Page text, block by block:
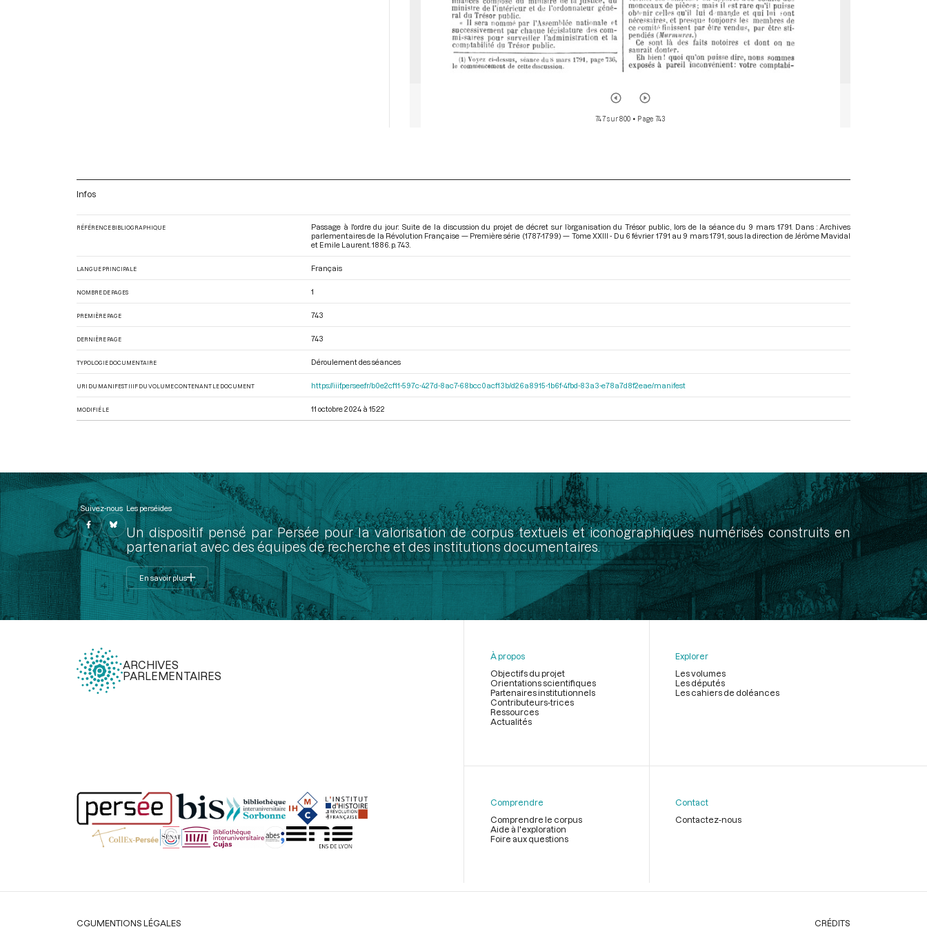
747 sur 800 • Page 743
Infos
RÉFÉRENCE BIBLIOGRAPHIQUE
Passage à l'ordre du jour: Suite de la discussion du projet de décret sur l’organisation du Trésor public, lors de la séance du 9 mars 1791. Dans : Archives
parlementaires de la Révolution Française — Première série (1787-1799) — Tome XXIII - Du 6 février 1791 au 9 mars 1791 , sous la direction de Jérôme Mavidal
et Emile Laurent. 1886. p. 743.
LANGUE PRINCIPALE Français
NOMBRE DE PAGES 1
PREMIÈRE PAGE 743
DERNIÈRE PAGE 743
TYPOLOGIE DOCUMENTAIRE Déroulement des séances
URI DU MANIFEST IIIF DU VOLUME CONTENANT LE DOCUMENT https://iiif.persee.fr/b0e2cf11-597c-427d-8ac7-68bcc0acf13b/d26a8915-1b6f-4fbd-83a3-e78a7d8f2eae/manifest
MODIFIÉ LE 11 octobre 2024 à 15:22
Suivez-nous Les perséides
Un dispositif pensé par Persée pour la valorisation de corpus textuels et iconographiques numérisés construits en
partenariat avec des équipes de recherche et des institutions documentaires.
En savoir plus
ARCHIVES
PARLEMENTAIRES
page
À propos
Objectifs du projet
Orientations scientifiques
Partenaires institutionnels
Contributeurs-trices
Ressources
Actualités
Explorer
Les volumes
Les députés
Les cahiers de doléances
Comprendre
Comprendre le corpus
Aide à l'exploration
Foire aux questions
Contact
Contactez-nous
Légal
CGUMENTIONS LÉGALES CRÉDITS